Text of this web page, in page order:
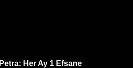
Petra: Her Ay 1 Efsane